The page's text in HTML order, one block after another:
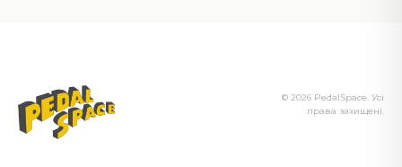
© 2026 PedalSpace. Усі
права захищені.